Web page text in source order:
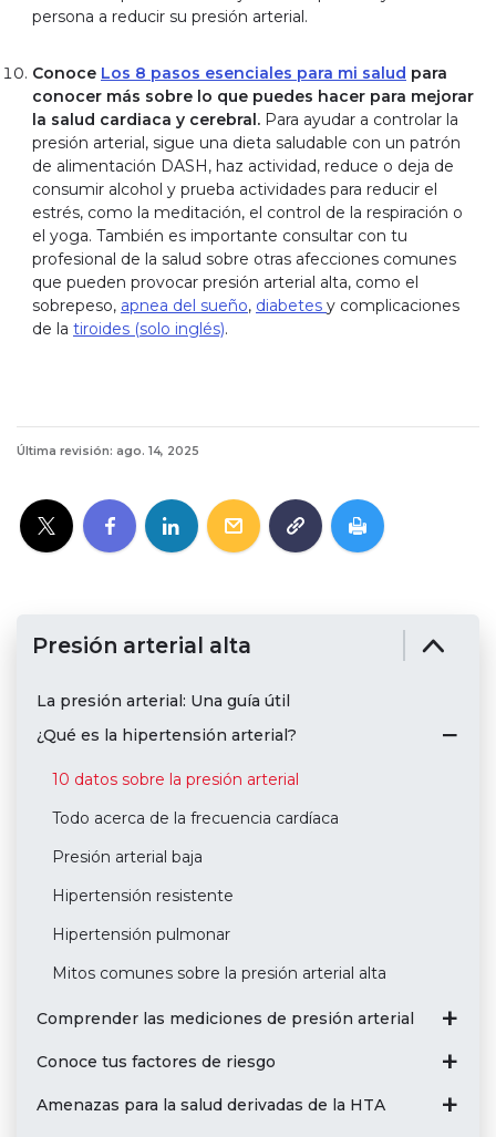
persona a reducir su presión arterial.
Conoce Los 8 pasos esenciales para mi salud para
conocer más sobre lo que puedes hacer para mejorar
la salud cardiaca y cerebral. Para ayudar a controlar la
presión arterial, sigue una dieta saludable con un patrón
de alimentación DASH, haz actividad, reduce o deja de
consumir alcohol y prueba actividades para reducir el
estrés, como la meditación, el control de la respiración o
el yoga. También es importante consultar con tu
profesional de la salud sobre otras afecciones comunes
que pueden provocar presión arterial alta, como el
sobrepeso, apnea del sueño, diabetes y complicaciones
de la tiroides (solo inglés).
Última revisión: ago. 14, 2025
Presión arterial alta
La presión arterial: Una guía útil
¿Qué es la hipertensión arterial?
10 datos sobre la presión arterial
Todo acerca de la frecuencia cardíaca
Presión arterial baja
Hipertensión resistente
Hipertensión pulmonar
Mitos comunes sobre la presión arterial alta
Comprender las mediciones de presión arterial
Conoce tus factores de riesgo
Amenazas para la salud derivadas de la HTA